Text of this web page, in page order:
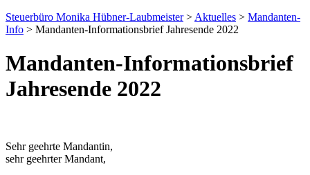
Steuerbüro Monika Hübner-Laubmeister> Aktuelles > Mandanten-
Info > Mandanten-Informationsbrief Jahresende 2022
Mandanten-Informationsbrief
Jahresende 2022
Sehr geehrte Mandantin,
sehr geehrter Mandant,